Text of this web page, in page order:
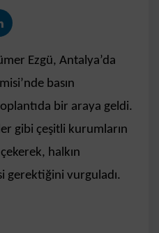
Ezgü, Antalya’da
basın
bir araya geldi.
gibi çeşitli kurumların
halkın
gerektiğini vurguladı.